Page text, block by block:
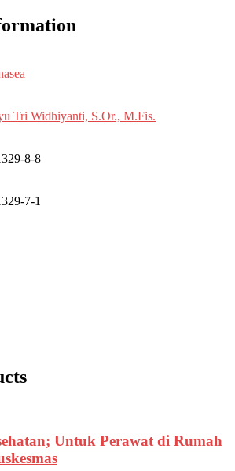
Tri Widhiyanti, S.Or., M.Fis.
8-8
7-1
Untuk Perawat di Rumah